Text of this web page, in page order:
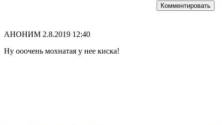
Комментировать
АНОНИМ 2.8.2019 12:40
Ну ооочень мохнатая у нее киска!